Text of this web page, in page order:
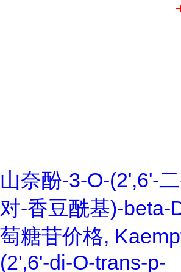
山奈酚-3-O-(2',6'-
对-香豆酰基)-beta-
萄糖苷价格,
(2',6'-di-O-trans-p-